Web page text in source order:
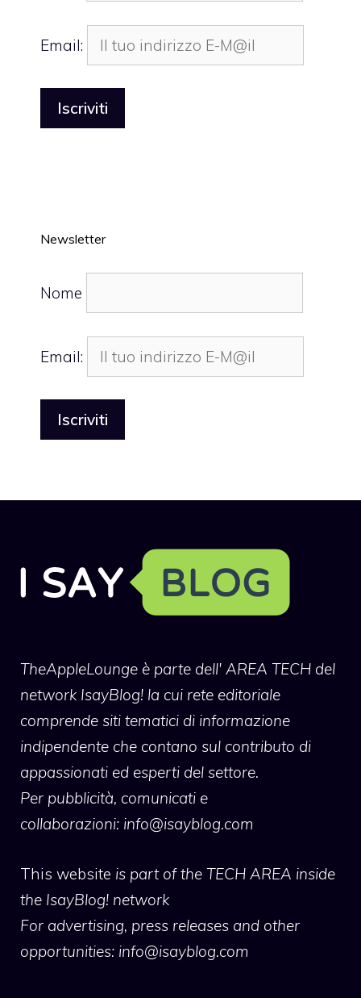
Email:
Newsletter
Nome
Email:
TheAppleLounge è parte dell' AREA TECH del
network IsayBlog! la cui rete editoriale
comprende siti tematici di informazione
indipendente che contano sul contributo di
appassionati ed esperti del settore.
Per pubblicità, comunicati e
collaborazioni: info@isayblog.com
This website is part of the TECH AREA inside
the IsayBlog! network
For advertising, press releases and other
opportunities: info@isayblog.com